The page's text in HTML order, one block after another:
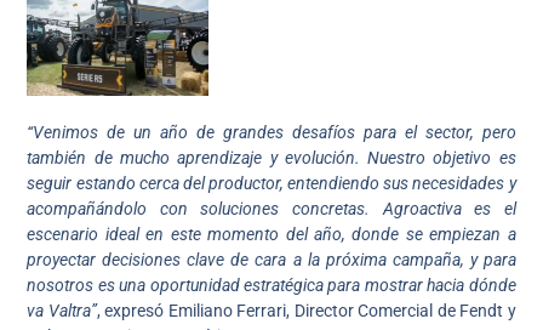
“Venimos de un año de grandes desafíos para el sector, pero
también de mucho aprendizaje y evolución. Nuestro objetivo es
seguir estando cerca del productor, entendiendo sus necesidades y
acompañándolo con soluciones concretas. Agroactiva es el
escenario ideal en este momento del año, donde se empiezan a
proyectar decisiones clave de cara a la próxima campaña, y para
nosotros es una oportunidad estratégica para mostrar hacia dónde
va Valtra”, expresó Emiliano Ferrari, Director Comercial de Fendt y